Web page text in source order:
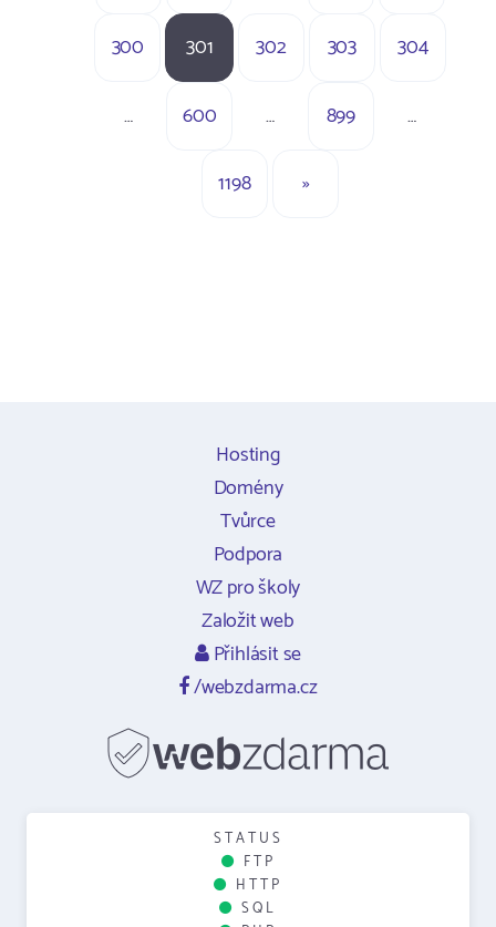
300 301 302 303 304
… 600 … 899 …
1198 »
Hosting
Domény
Tvůrce
Podpora
WZ pro školy
Založit web
Přihlásit se
/webzdarma.cz
STATUS
FTP
HTTP
SQL